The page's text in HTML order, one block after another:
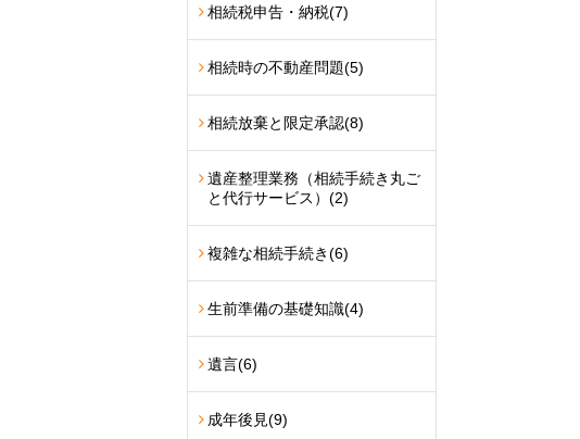
相続税申告・納税(7)
相続時の不動産問題(5)
相続放棄と限定承認(8)
遺産整理業務（相続手続き丸ご
と代行サービス） (2)
複雑な相続手続き(6)
生前準備の基礎知識(4)
遺言(6)
成年後見(9)